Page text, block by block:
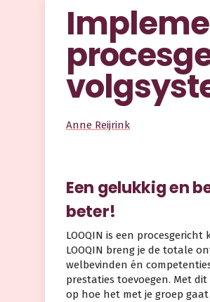
Anne Reijrink
Een gelukkig en
beter!
LOOQIN is een
LOOQIN breng je de totale
welbevinden én
prestaties toevoegen. Met
op hoe het met je groep